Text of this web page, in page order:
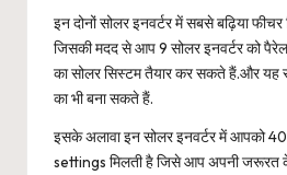
इन दोनों सोलर इनवर्टर में सबसे बढ़िया
जिसकी मदद से आप 9 सोलर इनवर्टर को
का सोलर सिस्टम तैयार कर सकते हैं.और यह
का भी बना सकते हैं.
इसके अलावा इन सोलर इनवर्टर में आपको
settings मिलती है जिसे आप अपनी